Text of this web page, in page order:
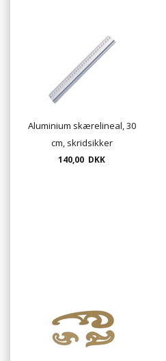
Aluminium skærelineal, 30
cm, skridsikker
140,00 DKK